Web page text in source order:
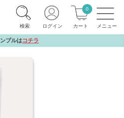
検索 ログイン カート
0
プルはコチラ